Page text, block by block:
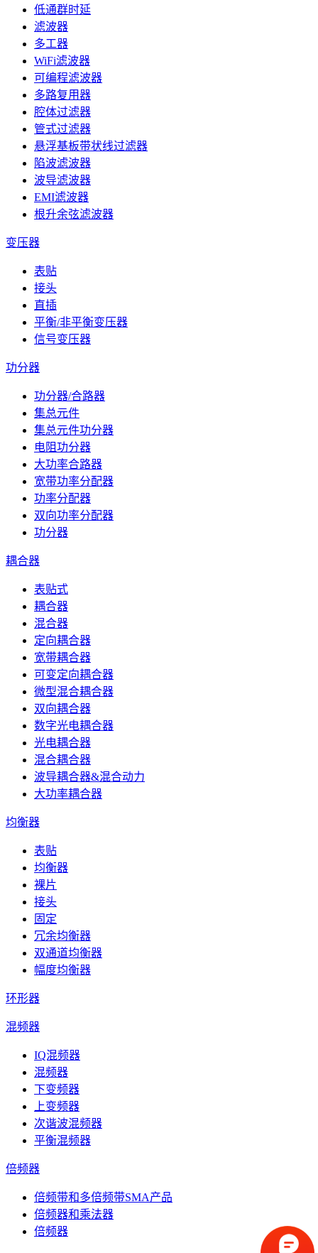
低通群时延
滤波器
多工器
WiFi滤波器
可编程滤波器
多路复用器
腔体过滤器
管式过滤器
悬浮基板带状线过滤器
陷波滤波器
波导滤波器
EMI滤波器
根升余弦滤波器
变压器
表贴
接头
直插
平衡/非平衡变压器
信号变压器
功分器
功分器/合路器
集总元件
集总元件功分器
电阻功分器
大功率合路器
宽带功率分配器
功率分配器
双向功率分配器
功分器
耦合器
表贴式
耦合器
混合器
定向耦合器
宽带耦合器
可变定向耦合器
微型混合耦合器
双向耦合器
数字光电耦合器
光电耦合器
混合耦合器
波导耦合器&混合动力
大功率耦合器
均衡器
表贴
均衡器
裸片
接头
固定
冗余均衡器
双通道均衡器
幅度均衡器
环形器
混频器
IQ混频器
混频器
下变频器
上变频器
次谐波混频器
平衡混频器
倍频器
倍频带和多倍频带SMA产品
倍频器和乘法器
倍频器